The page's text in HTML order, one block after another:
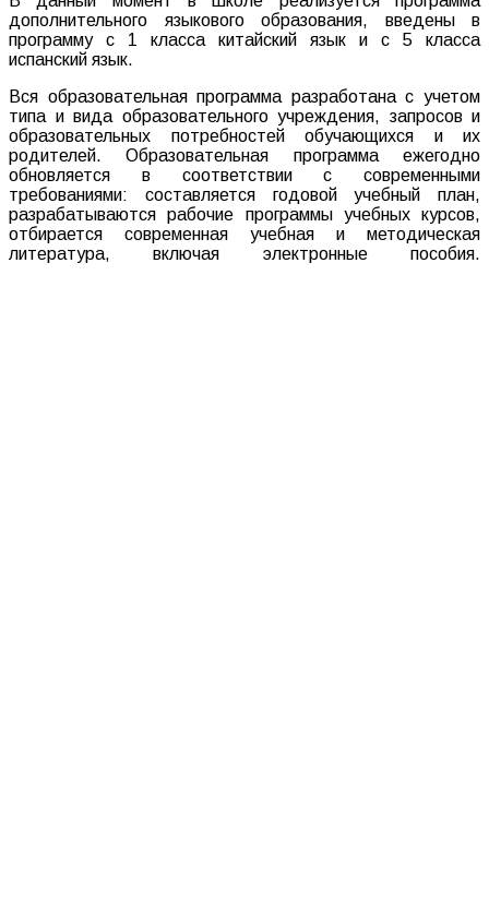
дополнительного языкового образования, введены в
программу с 1 класса китайский язык и с 5 класса
испанский язык.
Вся образовательная программа разработана с учетом
типа и вида образовательного учреждения, запросов и
образовательных потребностей обучающихся и их
родителей. Образовательная программа ежегодно
обновляется в соответствии с современными
требованиями: составляется годовой учебный план,
разрабатываются рабочие программы учебных курсов,
отбирается современная учебная и методическая
литература, включая электронные пособия.